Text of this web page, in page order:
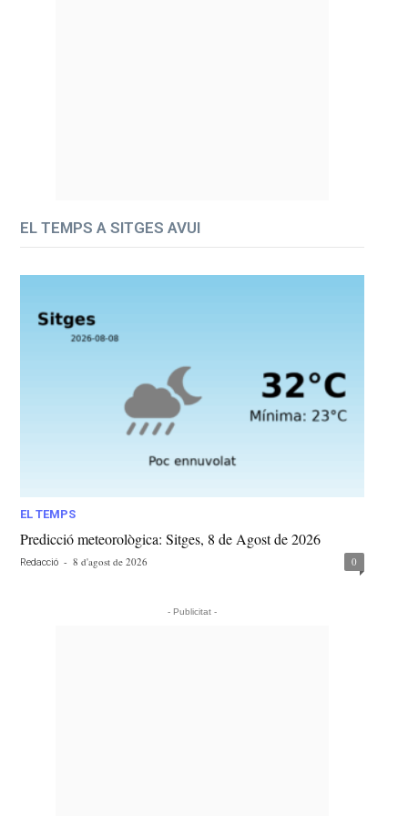
EL TEMPS A SITGES AVUI
EL TEMPS
Predicció meteorològica: Sitges, 8 de Agost de 2026
Redacció - 8 d'agost de 2026 0
- Publicitat -